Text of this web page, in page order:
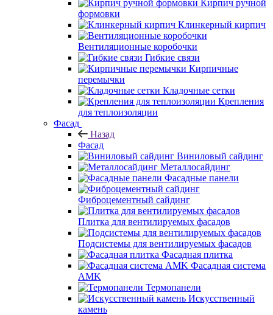
Кирпич ручной
формовки
Клинкерный кирпич
Вентиляционные коробочки
Гибкие связи
Кирпичные
перемычки
Кладочные сетки
Крепления
для теплоизоляции
Фасад
Назад
Фасад
Виниловый сайдинг
Металлосайдинг
Фасадные панели
Фиброцементный сайдинг
Плитка для вентилируемых фасадов
Подсистемы для вентилируемых фасадов
Фасадная плитка
Фасадная система
AMK
Термопанели
Искусственный
камень